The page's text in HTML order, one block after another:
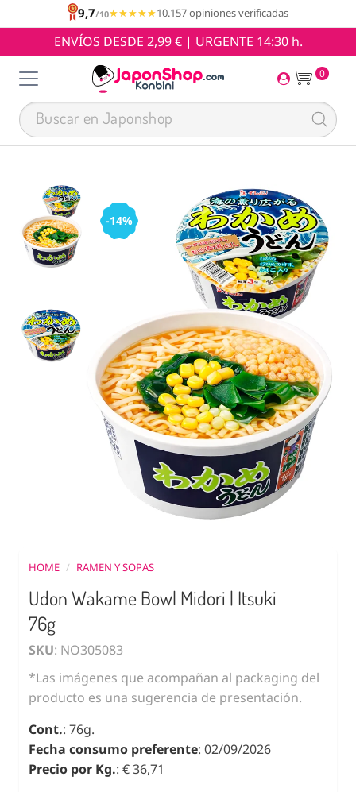
9,7/10★★★★★
★★★★★10.157 opiniones verificadas
ENVÍOS DESDE 2,99 € | URGENTE 14:30 h.
0
-14%
HOME / RAMEN Y SOPAS
Udon Wakame Bowl Midori | Itsuki
76g
SKU: NO305083
*Las imágenes que acompañan al packaging del
producto es una sugerencia de presentación.
Cont.: 76g.
Fecha consumo preferente: 02/09/2026
Precio por Kg.: € 36,71